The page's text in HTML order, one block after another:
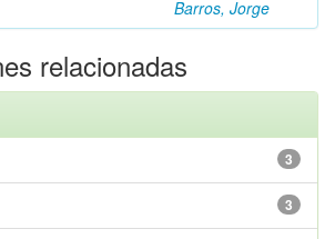
Barros, Jorge
relacionadas
3
3